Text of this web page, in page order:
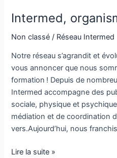
Intermed,
Non classé / Réseau Intermed
Notre réseau s’agrandit et
vous annoncer que nous
formation ! Depuis de
Intermed accompagne des
sociale, physique et
médiation et de coordination
vers.Aujourd’hui, nous
Lire la suite »